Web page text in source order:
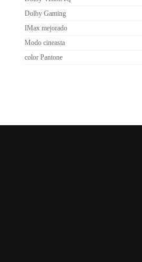
Dolby Gaming
IMax mejorado
Modo cineasta
color Pantone